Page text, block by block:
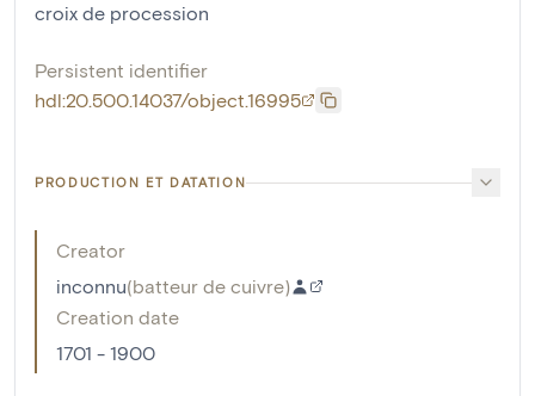
croix de procession
Persistent identifier
hdl:20.500.14037/object.16995
PRODUCTION ET DATATION
Creator
inconnu(batteur de cuivre)
Creation date
1701 - 1900